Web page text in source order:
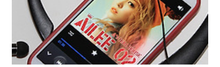
럭시노트3를 사용하고 있..